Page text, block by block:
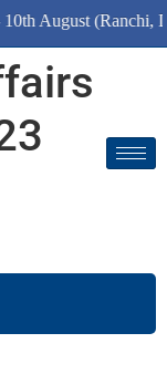
August (Ranchi,